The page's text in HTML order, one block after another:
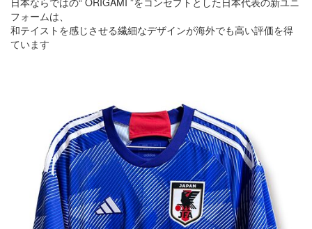
フォームは、
和テイストを感じさせる繊細なデザインが海外でも高い評価を得
ています